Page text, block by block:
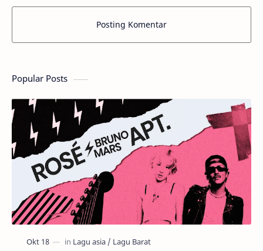
Posting Komentar
Popular Posts